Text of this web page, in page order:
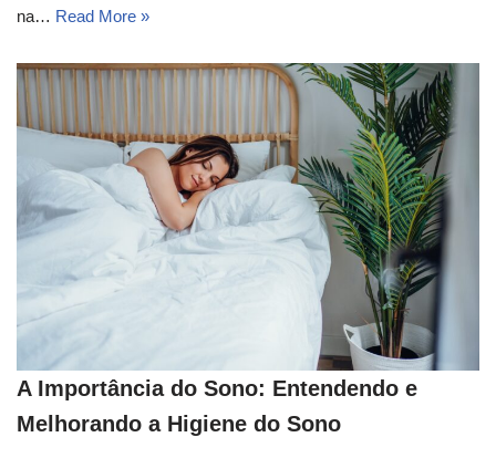
na… Read More »
A Importância do Sono: Entendendo e
Melhorando a Higiene do Sono